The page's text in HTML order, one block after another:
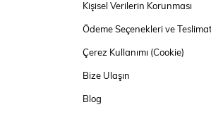
Kişisel Verilerin Korunması
Ödeme Seçenekleri ve
Çerez Kullanımı (Cookie)
Bize Ulaşın
Blog